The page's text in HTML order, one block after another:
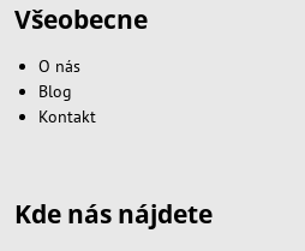
Všeobecne
O nás
Blog
Kontakt
Kde nás nájdete